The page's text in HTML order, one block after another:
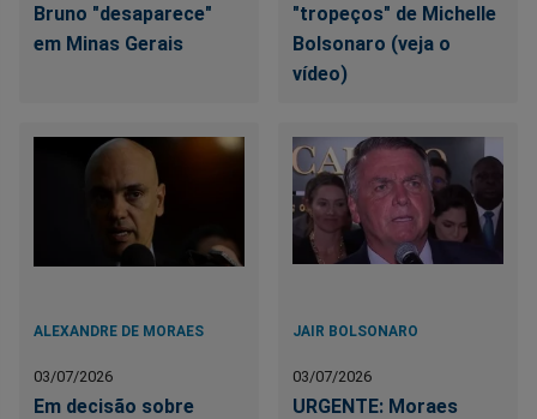
Bruno "desaparece"
em Minas Gerais
"tropeços" de Michelle
Bolsonaro (veja o
vídeo)
ALEXANDRE DE MORAES
03/07/2026
Em decisão sobre
JAIR BOLSONARO
03/07/2026
URGENTE: Moraes